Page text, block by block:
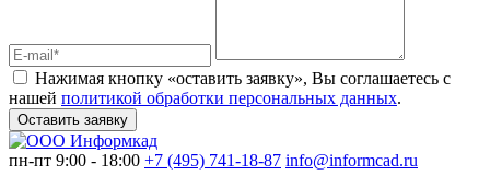
Нажимая кнопку «оставить заявку», Вы соглашаетесь с
нашей политикой обработки персональных данных.
Оставить заявку
пн-пт 9:00 - 18:00 +7 (495) 741-18-87 info@informcad.ru